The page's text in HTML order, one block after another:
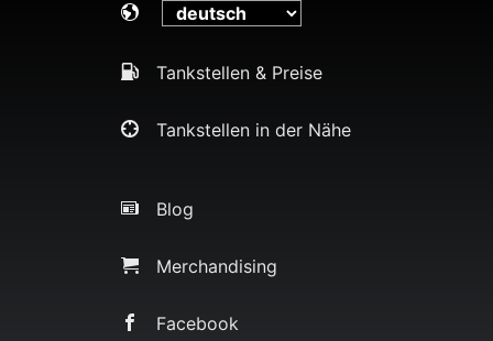
Tankstellen & Preise
Tankstellen in der Nähe
Blog
Merchandising
Facebook